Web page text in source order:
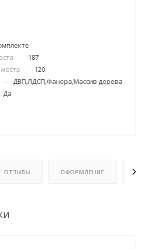
— 187
— 120
— ДВП,ЛДСП,Фанера,Массив дерева
Да
ОТЗЫВЫ ОФОРМЛЕНИЕ